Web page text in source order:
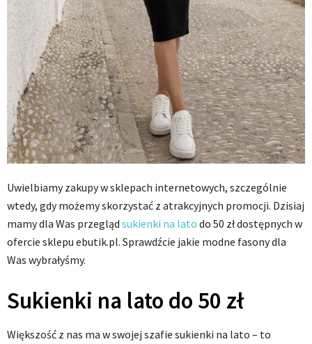
Uwielbiamy zakupy w sklepach internetowych, szczególnie
wtedy, gdy możemy skorzystać z atrakcyjnych promocji. Dzisiaj
mamy dla Was przegląd sukienki na lato do 50 zł dostępnych w
ofercie sklepu ebutik.pl. Sprawdźcie jakie modne fasony dla
Was wybrałyśmy.
Sukienki na lato do 50 zł
Większość z nas ma w swojej szafie sukienki na lato – to